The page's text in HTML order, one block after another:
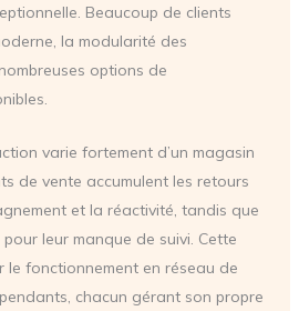
Beaucoup de clients
la modularité des
options de
varie fortement d’un magasin
de vente accumulent les retours
et la réactivité, tandis que
leur manque de suivi. Cette
le fonctionnement en réseau de
chacun gérant son propre